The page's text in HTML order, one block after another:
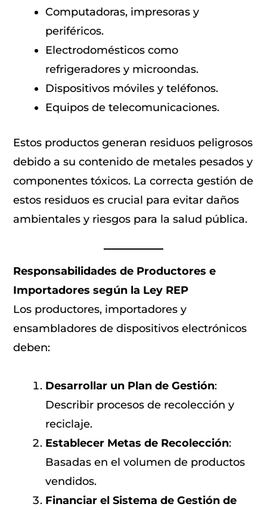
Computadoras, impresoras y
periféricos.
Electrodomésticos como
refrigeradores y microondas.
Dispositivos móviles y teléfonos.
Equipos de telecomunicaciones.
Estos productos generan residuos peligrosos
debido a su contenido de metales pesados y
componentes tóxicos. La correcta gestión de
estos residuos es crucial para evitar daños
ambientales y riesgos para la salud pública.
Responsabilidades de Productores e
Importadores según la Ley REP
Los productores, importadores y
ensambladores de dispositivos electrónicos
deben:
Desarrollar un Plan de Gestión:
Describir procesos de recolección y
reciclaje.
Establecer Metas de Recolección:
Basadas en el volumen de productos
vendidos.
Financiar el Sistema de Gestión de